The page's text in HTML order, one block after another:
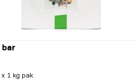
x 1 kg pak